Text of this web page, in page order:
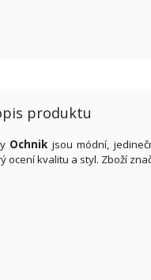
produktu
Ochnik jsou módní,
ocení kvalitu a styl. Zboží